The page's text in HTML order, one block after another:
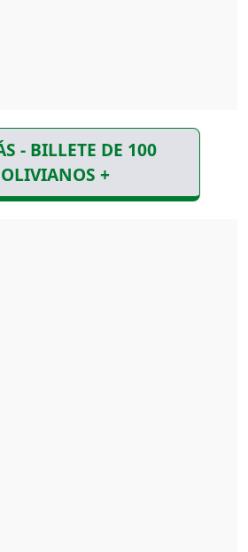
- BILLETE DE 100
+